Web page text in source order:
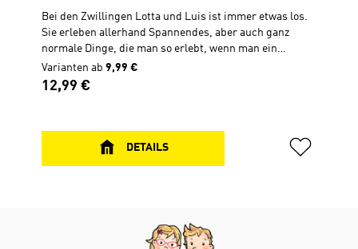
Bei den Zwillingen Lotta und Luis ist immer etwas los.
Sie erleben allerhand Spannendes, aber auch ganz
normale Dinge, die man so erlebt, wenn man ein
Grundschulkind ist. Das Schulkaninchen verschwindet
ausgerechnet an dem Wochenende, an dem die
Zwillinge darauf aufpassen. Außerdem ist Luis dem
nimmt. In allen 52 Geschichten wird deutlich: Gott ist
Hardcover, 14 x 21 cm, 192 Seiten
............................................... Zu diesem Buch gibt es
Varianten ab 9,99 €
Regulärer Preis:
12,99 €
DETAILS